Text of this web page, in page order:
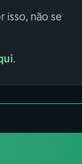
isso, não se
.